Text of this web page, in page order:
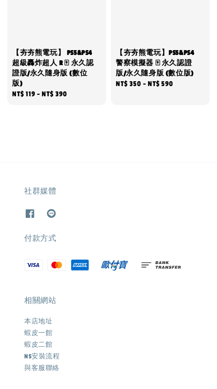
【夯夯熊電玩】 PS5&PS4
超級轟炸超人 R 🀄 永久認
證版/永久隨身版 (數位
版)
Regular
NT$ 119 -NT$ 390
【夯夯熊電玩】PS5&PS4
警察模擬器 🀄 永久認證
版/永久隨身版 (數位版)
Regular
NT$ 350 -NT$ 590
社群媒體
付款方式
相關網站
本店地址
蝦皮一館
蝦皮二館
NS安裝流程
與客服聯絡